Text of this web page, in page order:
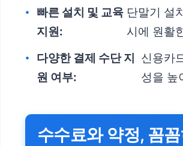
빠른 설치 및 교육
지원:
단말기 설
시에 원활
다양한 결제 수단 지
원 여부:
신용카
성을 높
수수료와 약정, 꼼